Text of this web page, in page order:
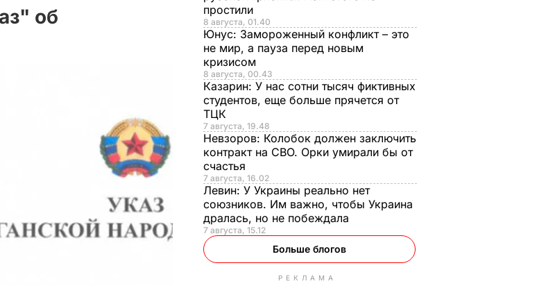
об
простили
8 августа, 01.40
Юнус: Замороженный конфликт – это
не мир, а пауза перед новым
кризисом
8 августа, 00.43
Казарин: У нас сотни тысяч фиктивных
студентов, еще больше прячется от
ТЦК
7 августа, 19.48
Невзоров: Колобок должен заключить
контракт на СВО. Орки умирали бы от
счастья
7 августа, 16.02
Левин: У Украины реально нет
союзников. Им важно, чтобы Украина
дралась, но не побеждала
7 августа, 15.12
Больше блогов
РЕКЛАМА